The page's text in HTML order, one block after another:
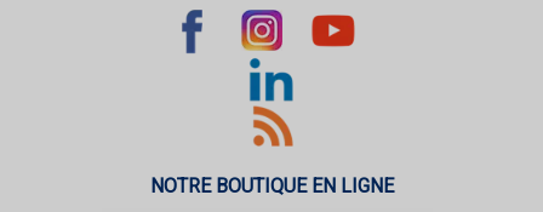
NOTRE BOUTIQUE EN LIGNE